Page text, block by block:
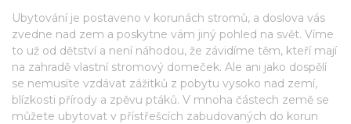
Ubytování je postaveno v korunách stromů, a doslova vás
zvedne nad zem a poskytne vám jiný pohled na svět. Víme
to už od dětství a není náhodou, že závidíme těm, kteří mají
na zahradě vlastní stromový domeček. Ale ani jako dospělí
se nemusíte vzdávat zážitků z pobytu vysoko nad zemí,
blízkosti přírody a zpěvu ptáků. V mnoha částech země se
můžete ubytovat v přístřešcích zabudovaných do korun